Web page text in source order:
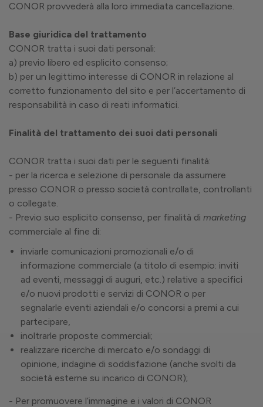
CONOR provvederà alla loro immediata cancellazione.
Base giuridica del trattamento
CONOR tratta i suoi dati personali:
a) previo libero ed esplicito consenso;
b) per un legittimo interesse di CONOR in relazione al
corretto funzionamento del sito e per l’accertamento di
responsabilità in caso di reati informatici.
Finalità del trattamento dei suoi dati personali
CONOR tratta i suoi dati per le seguenti finalità:
- per la ricerca e selezione di personale da assumere
presso CONOR o presso società controllate, controllanti
o collegate.
- Previo suo esplicito consenso, per finalità di marketing
commerciale al fine di:
inviarle comunicazioni promozionali e/o di
informazione commerciale (a titolo di esempio: inviti
ad eventi, messaggi di auguri, etc.) relative a specifici
e/o nuovi prodotti e servizi di CONOR o per
segnalarle eventi aziendali e/o concorsi a premi a cui
partecipare,
inoltrarle proposte commerciali;
realizzare ricerche di mercato e/o sondaggi di
opinione, indagine di soddisfazione (anche svolti da
società esterne su incarico di CONOR);
- Per promuovere l’immagine e i valori di CONOR